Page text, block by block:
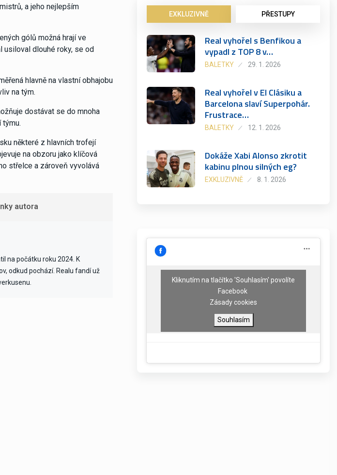
a jeho nejlepším
gólů možná hrají ve
usiloval dlouhé roky, se od
hlavně na vlastní obhajobu
na tým.
dostávat se do mnoha
týmu.
některé z hlavních trofejí
na obzoru jako klíčová
střelce a zároveň vyvolává
autora
na počátku roku 2024. K
odkud pochází. Realu fandí už
EXKLUZIVNĚ PŘESTUPY
Real vyhořel s Benfikou a
vypadl z TOP 8 v…
BALETKY 29. 1. 2026
Real vyhořel v El Clásiku a
Barcelona slaví Superpohár.
Frustrace…
BALETKY 12. 1. 2026
Dokáže Xabi Alonso zkrotit
kabinu plnou silných eg?
EXKLUZIVNĚ 8. 1. 2026
Kliknutím na tlačítko 'Souhlasím' povolíte
Facebook
Zásady cookies
Souhlasím